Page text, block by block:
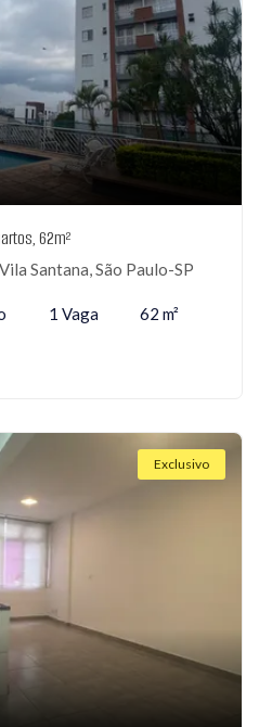
62m²
Santana, São Paulo-SP
1 Vaga 62 m²
Exclusivo